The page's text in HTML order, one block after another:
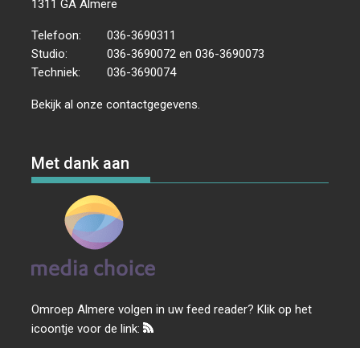
1311 GA Almere
Telefoon:
036-3690311
Studio:
036-3690072 en 036-3690073
Techniek:
036-3690074
Bekijk al onzecontactgegevens
Met dank aan
Omroep Almere volgen in uw feed reader? Klik op het
icoontje voor de link: